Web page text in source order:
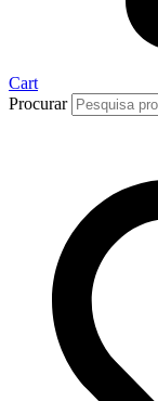
Cart
Procurar